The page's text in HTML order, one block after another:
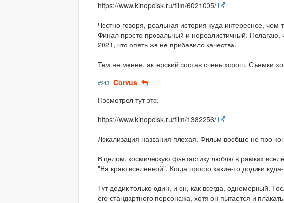
https://www.kinopoisk.ru/film/6021005/
Честно говоря, реальная история куда интереснее, чем
Финал просто провальный и нереалистичный. Полагаю,
2021, что опять же не прибавило качества.
Тем не менее, актерский состав очень хорош. Съемки
#243 Corvus
Посмотрел тут это:
https://www.kinopoisk.ru/film/1382256/
Локализация названия плохая. Фильм вообще не про
В целом, космическую фантастику люблю в рамках
"На краю вселенной". Когда просто какие-то додики
Тут додик только один, и он, как всегда, одномерный.
его стандартного персонажа, хотя он пытается и